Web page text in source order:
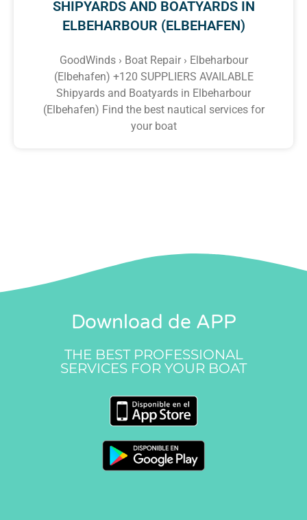
SHIPYARDS AND BOATYARDS IN
ELBEHARBOUR (ELBEHAFEN)
GoodWinds › Boat Repair › Elbeharbour
(Elbehafen) +120 SUPPLIERS AVAILABLE
Shipyards and Boatyards in Elbeharbour
(Elbehafen) Find the best nautical services for
your boat
Download de APP
THE BEST PROFESSIONAL
SERVICES FOR YOUR BOAT